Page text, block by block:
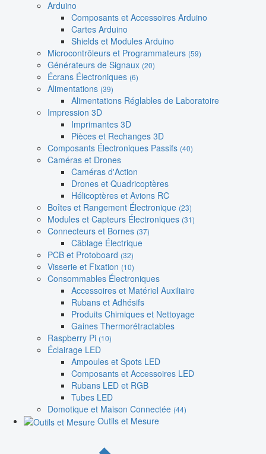
Arduino
Composants et Accessoires Arduino
Cartes Arduino
Shields et Modules Arduino
Microcontrôleurs et Programmateurs (59)
Générateurs de Signaux (20)
Écrans Électroniques (6)
Alimentations (39)
Alimentations Réglables de Laboratoire
Impression 3D
Imprimantes 3D
Pièces et Rechanges 3D
Composants Électroniques Passifs (40)
Caméras et Drones
Caméras d'Action
Drones et Quadricoptères
Hélicoptères et Avions RC
Boîtes et Rangement Électronique (23)
Modules et Capteurs Électroniques (31)
Connecteurs et Bornes (37)
Câblage Électrique
PCB et Protoboard (32)
Visserie et Fixation (10)
Consommables Électroniques
Accessoires et Matériel Auxiliaire
Rubans et Adhésifs
Produits Chimiques et Nettoyage
Gaines Thermorétractables
Raspberry Pi (10)
Éclairage LED
Ampoules et Spots LED
Composants et Accessoires LED
Rubans LED et RGB
Tubes LED
Domotique et Maison Connectée (44)
Outils et Mesure